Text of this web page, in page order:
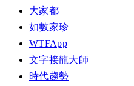
大家都
如數家珍
WTFApp
文字接龍大師
時代趨勢